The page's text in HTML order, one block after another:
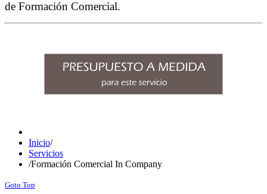
de Formación Comercial.
Inicio/
Servicios
/Formación Comercial In Company
Goto Top